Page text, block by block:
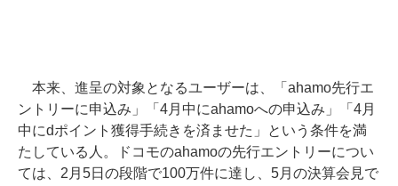
本来、進呈の対象となるユーザーは、「ahamo先行エ
ントリーに申込み」「4月中にahamoへの申込み」「4月
中にdポイント獲得手続きを済ませた」という条件を満
たしている人。ドコモのahamoの先行エントリーについ
ては、2月5日の段階で100万件に達し、5月の決算会見で